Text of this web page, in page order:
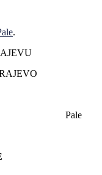
.
Pale